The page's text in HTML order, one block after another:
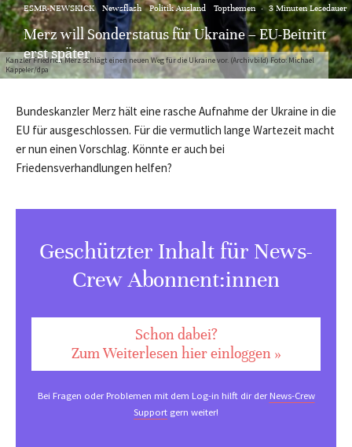
Kanzler Friedrich Merz schlägt einen neuen Weg für die Ukraine vor. (Archivbild) Foto: Michael
Kappeler/dpa
ESMR-NEWSKICK Newsflash Politik Ausland Topthemen · 3 Minuten Lesedauer
Merz will Sonderstatus für Ukraine – EU-Beitritt
erst später
Bundeskanzler Merz hält eine rasche Aufnahme der Ukraine in die
EU für ausgeschlossen. Für die vermutlich lange Wartezeit macht
er nun einen Vorschlag. Könnte er auch bei
Friedensverhandlungen helfen?
Geschützter Inhalt für News-
Crew Abonnent:innen
Schon dabei?
Zum Weiterlesen hier einloggen »
Bei Fragen oder Problemen mit dem Log-in hilft dir derNews-Crew
Support gern weiter!